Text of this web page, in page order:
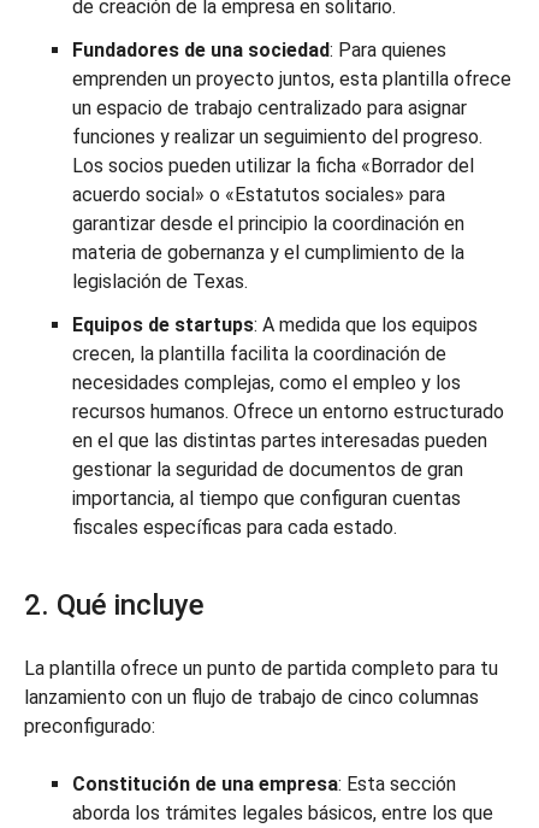
de creación de la empresa en solitario.
Fundadores de una sociedad: Para quienes
emprenden un proyecto juntos, esta plantilla ofrece
un espacio de trabajo centralizado para asignar
funciones y realizar un seguimiento del progreso.
Los socios pueden utilizar la ficha «Borrador del
acuerdo social» o «Estatutos sociales» para
garantizar desde el principio la coordinación en
materia de gobernanza y el cumplimiento de la
legislación de Texas.
Equipos de startups: A medida que los equipos
crecen, la plantilla facilita la coordinación de
necesidades complejas, como el empleo y los
recursos humanos. Ofrece un entorno estructurado
en el que las distintas partes interesadas pueden
gestionar la seguridad de documentos de gran
importancia, al tiempo que configuran cuentas
fiscales específicas para cada estado.
2. Qué incluye
La plantilla ofrece un punto de partida completo para tu
lanzamiento con un flujo de trabajo de cinco columnas
preconfigurado:
Constitución de una empresa: Esta sección
aborda los trámites legales básicos, entre los que